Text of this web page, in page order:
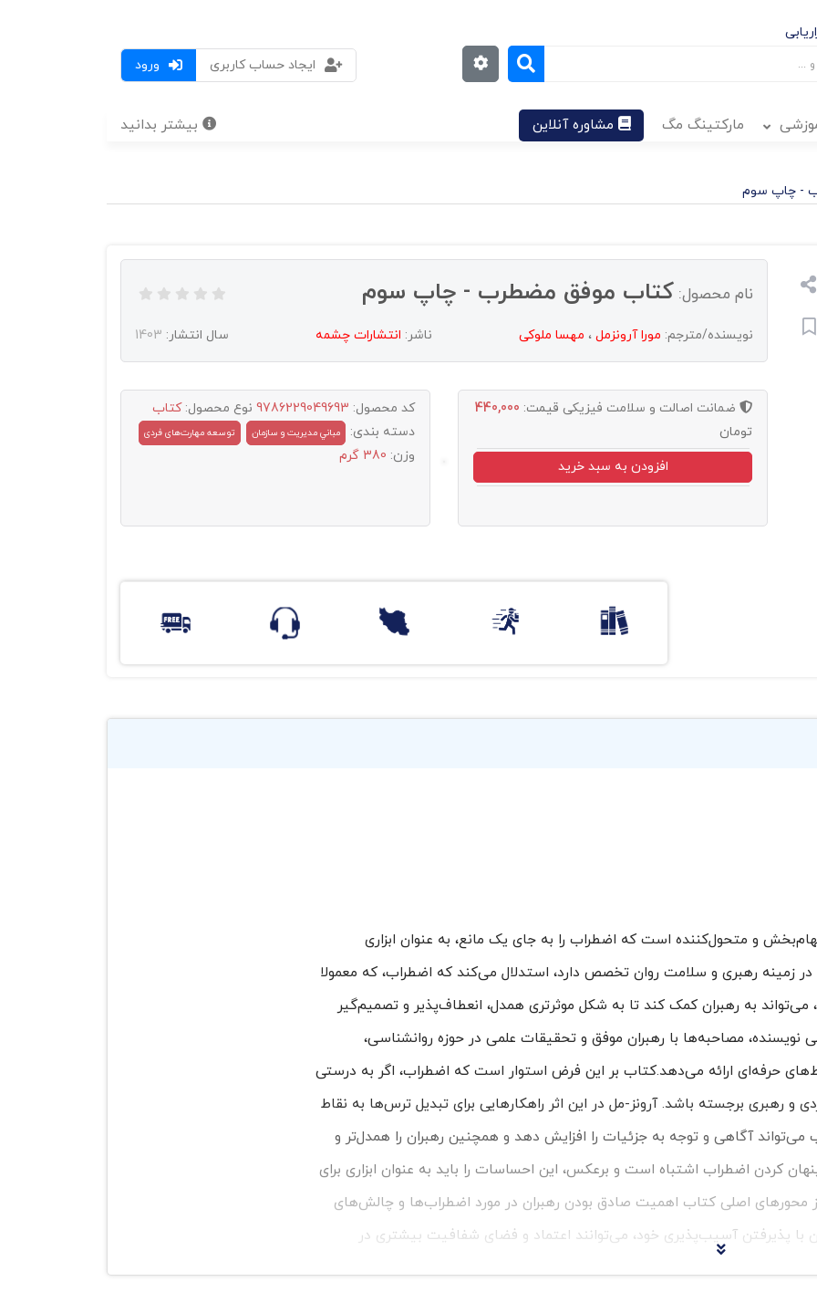
ورود
ایجاد حساب کاربری
مارکتینگ مگ مشاوره آنلاین بیشتر بدانید
- چاپ سوم
نام محصول: کتاب موفق مضطرب - چاپ سوم
نویسنده/مترجم: مورا آرونزمل ، مهسا ملوکی ناشر: انتشارات چشمه سال انتشار: 1403
ضمانت اصالت و سلامت فیزیکی قیمت: 440,000
تومان
افزودن به سبد خرید
کد محصول: 9786229049693 نوع محصول:کتاب
دسته بندی:
مباني مديريت و سازمان توسعه مهارت‌های فردی
وزن: 380 گرم
و متحول‌کننده است که اضطراب را به جای یک مانع، به عنوان ابزاری
در زمینه رهبری و سلامت روان تخصص دارد، استدلال می‌کند که اضطراب، که معمولا
به رهبران کمک کند تا به شکل موثرتری همدل، انعطاف‌پذیر و تصمیم‌گیر
مصاحبه‌ها با رهبران موفق و تحقیقات علمی در حوزه روانشناسی،
حرفه‌ای ارائه می‌دهد.کتاب بر این فرض استوار است که اضطراب، اگر به درستی
رهبری برجسته باشد. آرونز-مل در این اثر راهکارهایی برای تبدیل ترس‌ها به نقاط
آگاهی و توجه به جزئیات را افزایش دهد و همچنین رهبران را همدل‌تر و
کردن اضطراب اشتباه است و برعکس، این احساسات را باید به عنوان ابزاری برای
محورهای اصلی کتاب اهمیت صادق بودن رهبران در مورد اضطراب‌ها و چالش‌های
پذیرفتن آسیب‌پذیری خود، می‌توانند اعتماد و فضای شفافیت بیشتری در